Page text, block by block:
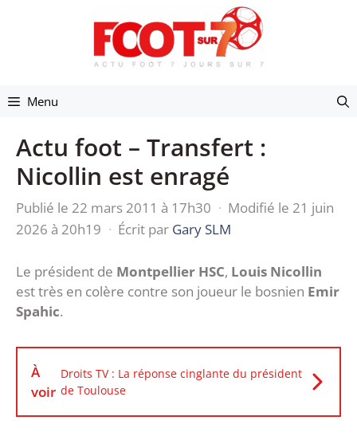
Menu
Actu foot – Transfert :
Nicollin est enragé
Publié le 22 mars 2011 à 17h30 · Modifié le 21 juin
2026 à 20h19 · Écrit par Gary SLM
Le président de Montpellier HSC, Louis Nicollin
est très en colère contre son joueur le bosnien Emir
Spahic.
À
voir
Droits TV : La réponse cinglante du président
de Toulouse